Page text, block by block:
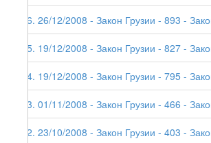
76. 26/12/2008 - Закон Грузии - 893 -
75. 19/12/2008 - Закон Грузии - 827 -
74. 19/12/2008 - Закон Грузии - 795 -
73. 01/11/2008 - Закон Грузии - 466 -
72. 23/10/2008 - Закон Грузии - 403 -